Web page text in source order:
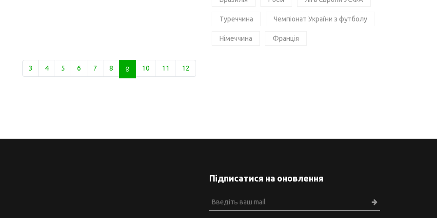
Туреччина Чемпіонат України з футболу
Німеччина Франція
3 4 5 6 7 8 9 10 11 12
Підписатися на оновлення